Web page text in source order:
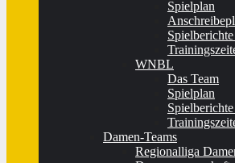
Spielplan
WNBL
Das Team
Spielplan
Damen-Teams
Regionalliga